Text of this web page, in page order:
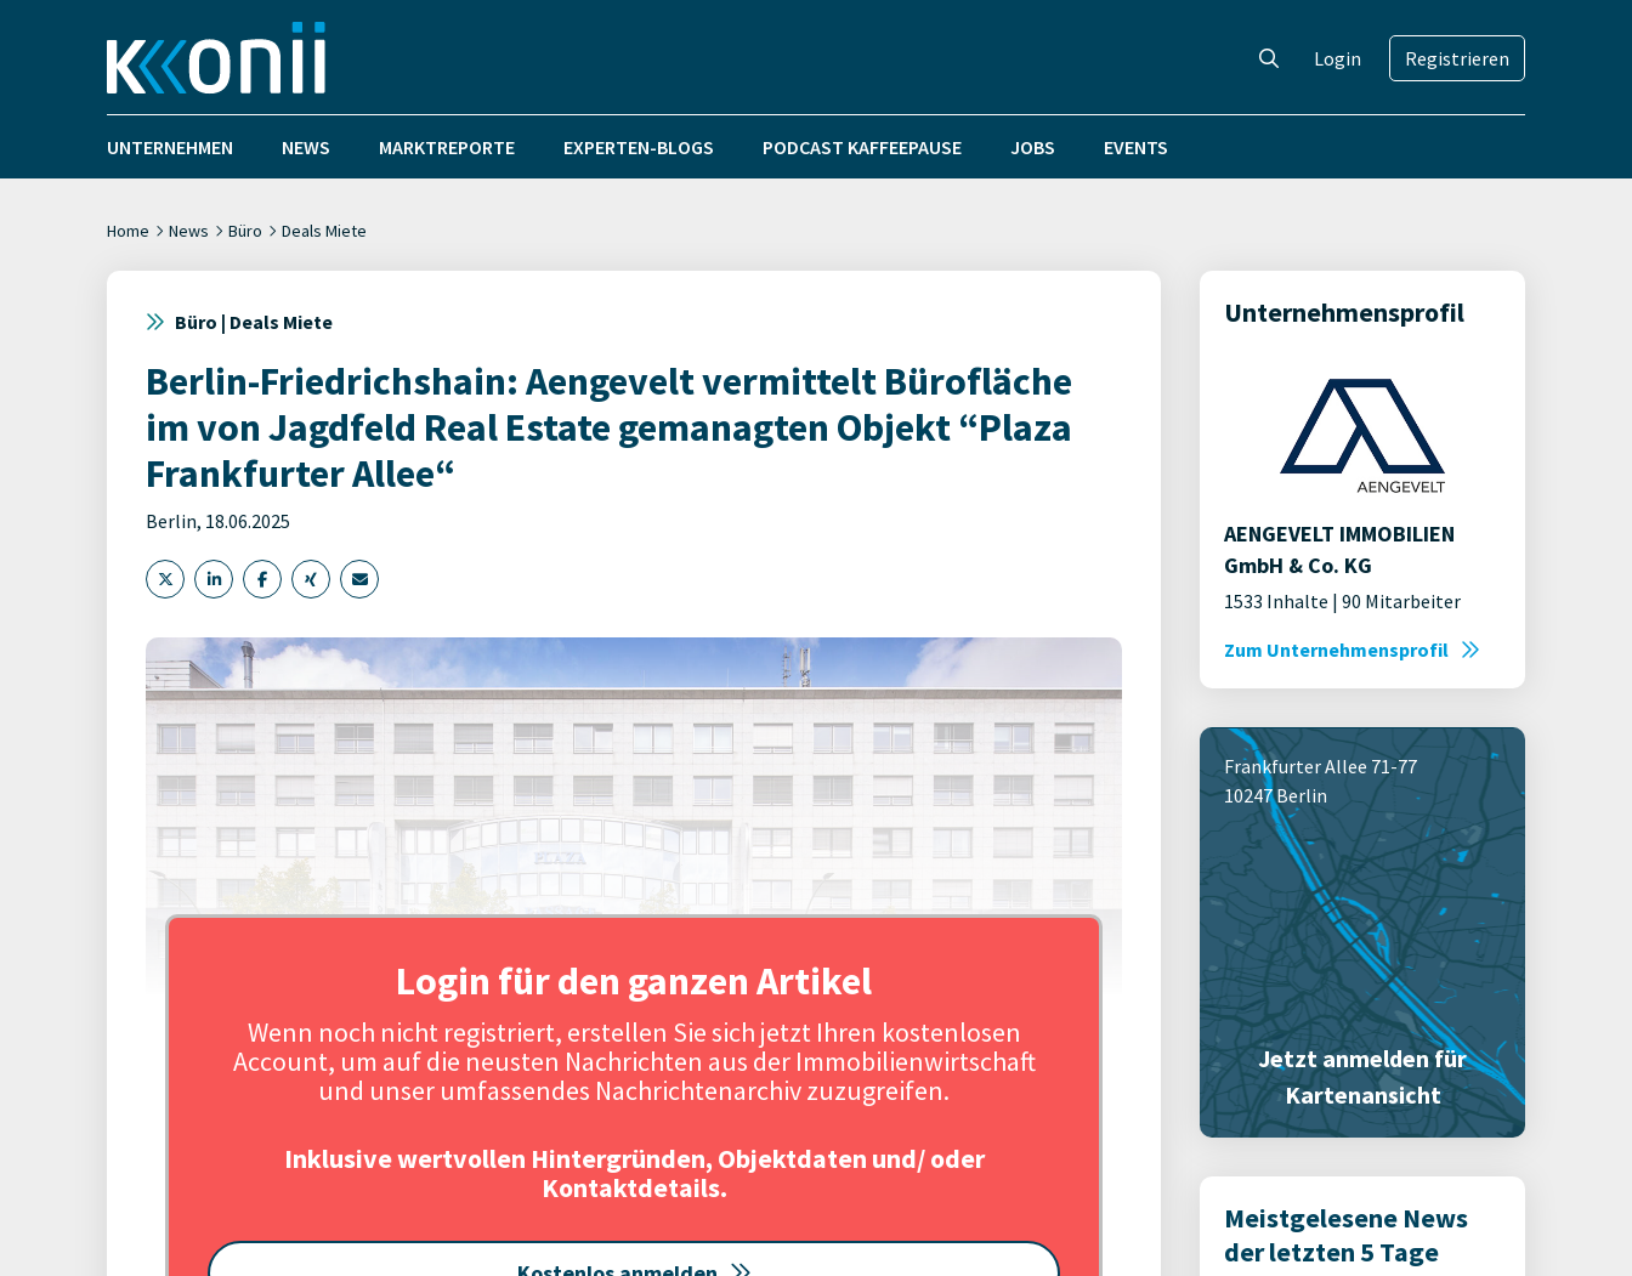
Login Registrieren
UNTERNEHMEN NEWS MARKTREPORTE EXPERTEN-BLOGS PODCAST KAFFEEPAUSE JOBS EVENTS
Home News Büro Deals Miete
Büro | Deals Miete
Berlin-Friedrichshain: Aengevelt vermittelt Bürofläche
im von Jagdfeld Real Estate gemanagten Objekt “Plaza
Frankfurter Allee“
Berlin, 18.06.2025
Quelle: Aengevelt Immobilien
Login für den ganzen Artikel
Wenn noch nicht registriert, erstellen Sie sich jetzt Ihren kostenlosen
Account, um auf die neusten Nachrichten aus der Immobilienwirtschaft
und unser umfassendes Nachrichtenarchiv zuzugreifen.
Inklusive wertvollen Hintergründen, Objektdaten und/ oder
Kontaktdetails.
Unternehmensprofil
AENGEVELT IMMOBILIEN
GmbH & Co. KG
1533 Inhalte | 90 Mitarbeiter
Zum Unternehmensprofil
Frankfurter Allee 71-77
10247 Berlin
Jetzt anmelden für
Kartenansicht
Meistgelesene News
der letzten 5 Tage